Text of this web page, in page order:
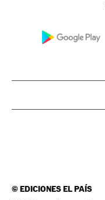
©EDICIONES EL PAÍS